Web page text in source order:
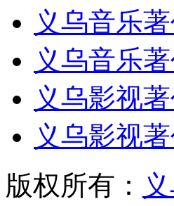
义乌音乐
义乌音乐
义乌影视
义乌影视
版权所有：